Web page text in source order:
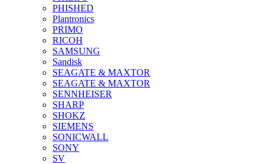
PHISHED
Plantronics
PRIMO
RICOH
SAMSUNG
Sandisk
SEAGATE & MAXTOR
SEAGATE & MAXTOR
SENNHEISER
SHARP
SHOKZ
SIEMENS
SONICWALL
SONY
SV